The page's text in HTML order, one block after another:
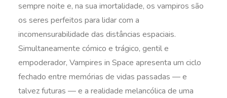
sempre noite e, na sua imortalidade, os vampiros são
os seres perfeitos para lidar com a
incomensurabilidade das distâncias espaciais.
Simultaneamente cómico e trágico, gentil e
empoderador, Vampires in Space apresenta um ciclo
fechado entre memórias de vidas passadas — e
talvez futuras — e a realidade melancólica de uma